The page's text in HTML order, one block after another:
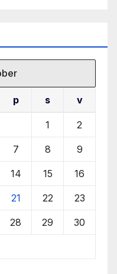
p s v
1 2
7 8 9
14 15 16
21 22 23
28 29 30